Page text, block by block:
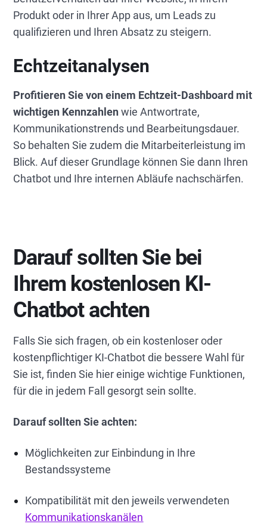
Produkt oder in Ihrer App aus, um Leads zu
qualifizieren und Ihren Absatz zu steigern.
Echtzeitanalysen
Profitieren Sie von einem Echtzeit-Dashboard mit
wichtigen Kennzahlenwie Antwortrate,
Kommunikationstrends und Bearbeitungsdauer.
So behalten Sie zudem die Mitarbeiterleistung im
Blick. Auf dieser Grundlage können Sie dann Ihren
Chatbot und Ihre internen Abläufe nachschärfen.
Darauf sollten Sie bei
Ihrem kostenlosen KI-
Chatbot achten
Falls Sie sich fragen, ob ein kostenloser oder
kostenpflichtiger KI-Chatbot die bessere Wahl für
Sie ist, finden Sie hier einige wichtige Funktionen,
für die in jedem Fall gesorgt sein sollte.
Darauf sollten Sie achten:
Möglichkeiten zur Einbindung in Ihre
Bestandssysteme
Kompatibilität mit den jeweils verwendeten
Kommunikationskanälen